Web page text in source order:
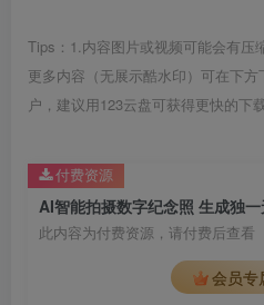
Tips：1.内容图片或视频可能会有压
更多内容（无展示酷水印）可在下
户，建议用123云盘可获得更快的下载
此内容为付费资源，请付费后查看
会员专
付费资源